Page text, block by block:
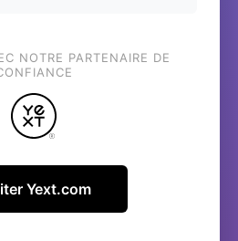
NOTRE PARTENAIRE DE
Yext.com